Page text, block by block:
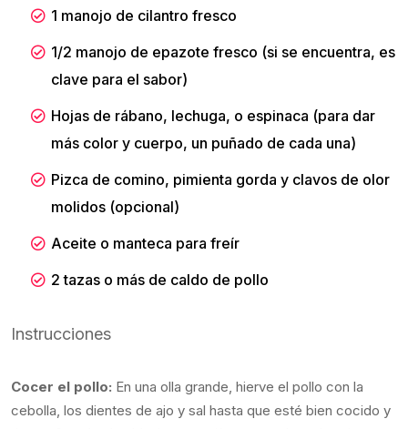
1 manojo de cilantro fresco
1/2 manojo de epazote fresco (si se encuentra, es
clave para el sabor)
Hojas de rábano, lechuga, o espinaca (para dar
más color y cuerpo, un puñado de cada una)
Pizca de comino, pimienta gorda y clavos de olor
molidos (opcional)
Aceite o manteca para freír
2 tazas o más de caldo de pollo
Instrucciones
Cocer el pollo: En una olla grande, hierve el pollo con la
cebolla, los dientes de ajo y sal hasta que esté bien cocido y